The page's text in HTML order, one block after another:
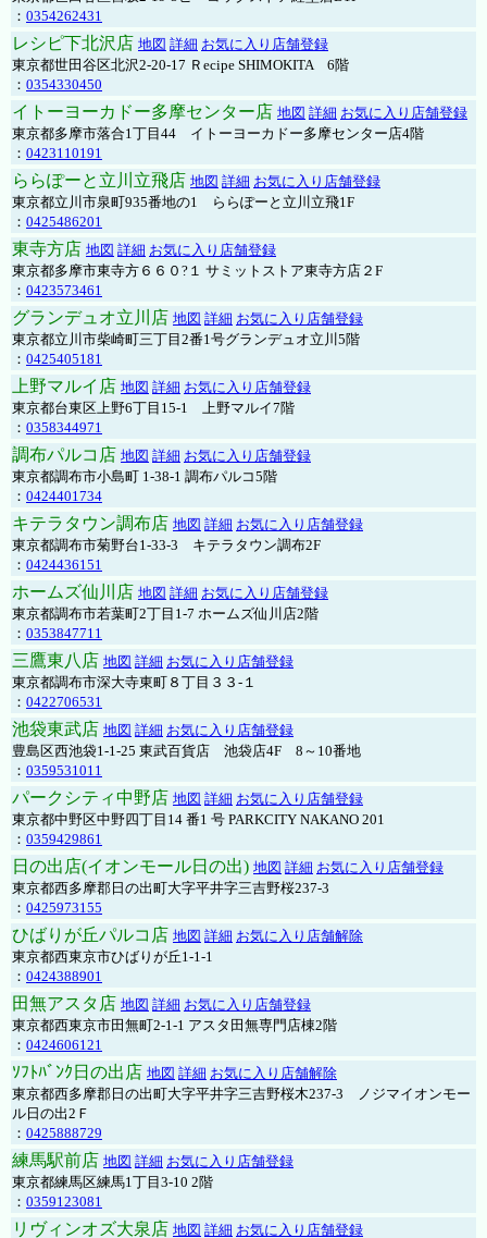
： 0354262431
レシピ下北沢店 地図 詳細 お気に入り店舗登録
東京都世田谷区北沢2-20-17 Ｒecipe SHIMOKITA 6階
： 0354330450
イトーヨーカドー多摩センター店 地図 詳細 お気に入り店舗登録
東京都多摩市落合1丁目44 イトーヨーカドー多摩センター店4階
： 0423110191
ららぽーと立川立飛店 地図 詳細 お気に入り店舗登録
東京都立川市泉町935番地の1 ららぽーと立川立飛1F
： 0425486201
東寺方店 地図 詳細 お気に入り店舗登録
東京都多摩市東寺方６６０?１ サミットストア東寺方店２F
： 0423573461
グランデュオ立川店 地図 詳細 お気に入り店舗登録
東京都立川市柴崎町三丁目2番1号グランデュオ立川5階
： 0425405181
上野マルイ店 地図 詳細 お気に入り店舗登録
東京都台東区上野6丁目15-1 上野マルイ7階
： 0358344971
調布パルコ店 地図 詳細 お気に入り店舗登録
東京都調布市小島町 1-38-1 調布パルコ5階
： 0424401734
キテラタウン調布店 地図 詳細 お気に入り店舗登録
東京都調布市菊野台1-33-3 キテラタウン調布2F
： 0424436151
ホームズ仙川店 地図 詳細 お気に入り店舗登録
東京都調布市若葉町2丁目1-7 ホームズ仙川店2階
： 0353847711
三鷹東八店 地図 詳細 お気に入り店舗登録
東京都調布市深大寺東町８丁目３３-１
： 0422706531
池袋東武店 地図 詳細 お気に入り店舗登録
豊島区西池袋1-1-25 東武百貨店 池袋店4F 8～10番地
： 0359531011
パークシティ中野店 地図 詳細 お気に入り店舗登録
東京都中野区中野四丁目14 番1 号 PARKCITY NAKANO 201
： 0359429861
日の出店(イオンモール日の出) 地図 詳細 お気に入り店舗登録
東京都西多摩郡日の出町大字平井字三吉野桜237-3
： 0425973155
ひばりが丘パルコ店 地図 詳細 お気に入り店舗解除
東京都西東京市ひばりが丘1-1-1
： 0424388901
田無アスタ店 地図 詳細 お気に入り店舗登録
東京都西東京市田無町2-1-1 アスタ田無専門店棟2階
： 0424606121
ｿﾌﾄﾊﾞﾝｸ日の出店 地図 詳細 お気に入り店舗解除
東京都西多摩郡日の出町大字平井字三吉野桜木237-3 ノジマイオンモー
ル日の出2Ｆ
： 0425888729
練馬駅前店 地図 詳細 お気に入り店舗登録
東京都練馬区練馬1丁目3-10 2階
： 0359123081
リヴィンオズ大泉店 地図 詳細 お気に入り店舗登録